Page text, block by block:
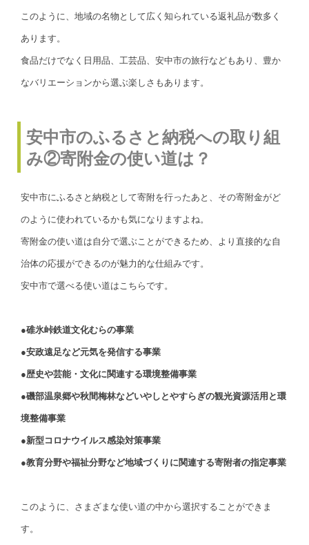
このように、地域の名物として広く知られている返礼品が数多く
あります。
食品だけでなく日用品、工芸品、安中市の旅行などもあり、豊か
なバリエーションから選ぶ楽しさもあります。
安中市のふるさと納税への取り組
み②寄附金の使い道は？
安中市にふるさと納税として寄附を行ったあと、その寄附金がど
のように使われているかも気になりますよね。
寄附金の使い道は自分で選ぶことができるため、より直接的な自
治体の応援ができるのが魅力的な仕組みです。
安中市で選べる使い道はこちらです。
●碓氷峠鉄道文化むらの事業
●安政遠足など元気を発信する事業
●歴史や芸能・文化に関連する環境整備事業
●磯部温泉郷や秋間梅林などいやしとやすらぎの観光資源活用と環
境整備事業
●新型コロナウイルス感染対策事業
●教育分野や福祉分野など地域づくりに関連する寄附者の指定事業
このように、さまざまな使い道の中から選択することができま
す。